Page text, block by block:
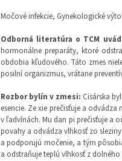
Močové infekcie, Gynekologické
Odborná literatúra o TCM
hormonálne preparáty, ktoré
obdobia kľudového. Táto zmes
posilní organizmus, vrátane
Rozbor bylín v zmesi: Cisárska
esencie. Ze xie prečisťuje a
v ľadvínách. Mu dan pi prečisťuje a
povahy a odvádza vlhkosť zo
a podporujú močenie, a tým
a odstraňuje teplú vlhkosť z